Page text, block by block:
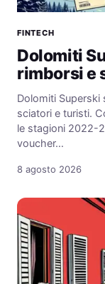
FINTECH
Dolomiti
rimborsi e
Dolomiti Superski
sciatori e turisti.
le stagioni 2022-
voucher…
8 agosto 2026